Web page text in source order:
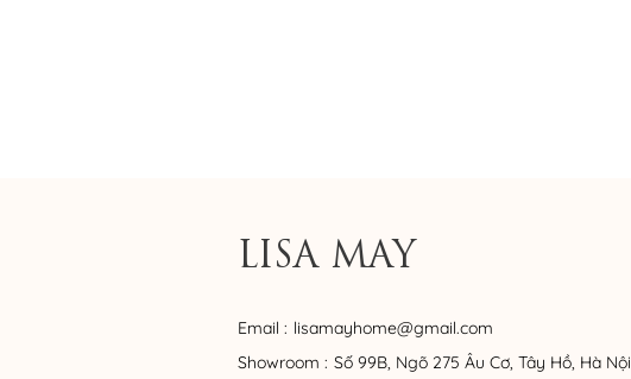
LISA MAY
Email : lisamayhome@gmail.com
Showroom : Số 99B, Ngõ 275 Âu Cơ, Tây Hồ, Hà Nội